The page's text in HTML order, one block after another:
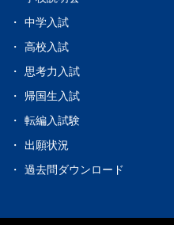
中学入試
高校入試
思考力入試
帰国生入試
転編入試験
出願状況
過去問ダウンロード